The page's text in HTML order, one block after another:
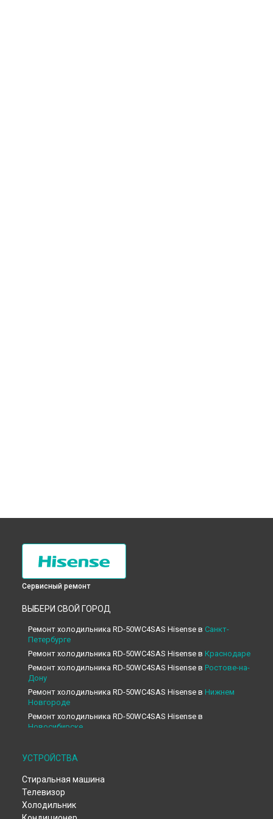
Сервисный ремонт
ВЫБЕРИ СВОЙ ГОРОД
Ремонт холодильника RD-50WС4SAS Hisense в Санкт-
Петербурге
Ремонт холодильника RD-50WС4SAS Hisense в Краснодаре
Ремонт холодильника RD-50WС4SAS Hisense в Ростове-на-
Дону
Ремонт холодильника RD-50WС4SAS Hisense в Нижнем
Новгороде
Ремонт холодильника RD-50WС4SAS Hisense в
Новосибирске
Ремонт холодильника RD-50WС4SAS Hisense в
Ремонт холодильника RD-50WС4SAS Hisense в
Ремонт холодильника RD-50WС4SAS Hisense в
Ремонт холодильника RD-50WС4SAS Hisense в
УСТРОЙСТВА
Стиральная машина
Телевизор
Холодильник